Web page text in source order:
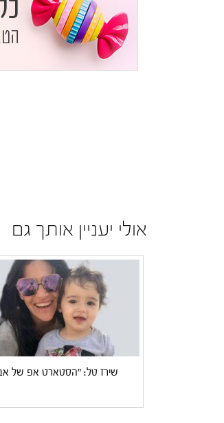
אולי יעניין אותך גם
שירז טל: "הסטארט אפ של